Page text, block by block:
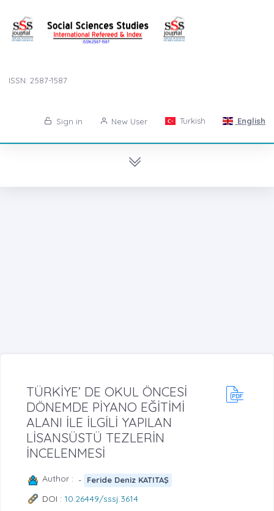
ISSN: 2587-1587
Sign in New User Turkish English
TÜRKİYE’ DE OKUL ÖNCESİ
DÖNEMDE PİYANO EĞİTİMİ
ALANI İLE İLGİLİ YAPILAN
LİSANSÜSTÜ TEZLERİN
İNCELENMESİ
Author : - Feride Deniz KATITAŞ
DOI : 10.26449/sssj.3614